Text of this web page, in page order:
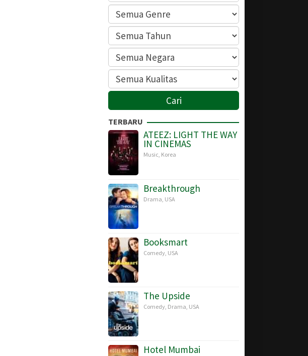
TERBARU
ATEEZ: LIGHT THE WAY
IN CINEMAS
Music, Korea
Breakthrough
Drama, USA
Booksmart
Comedy, USA
The Upside
Comedy, Drama, USA
Hotel Mumbai